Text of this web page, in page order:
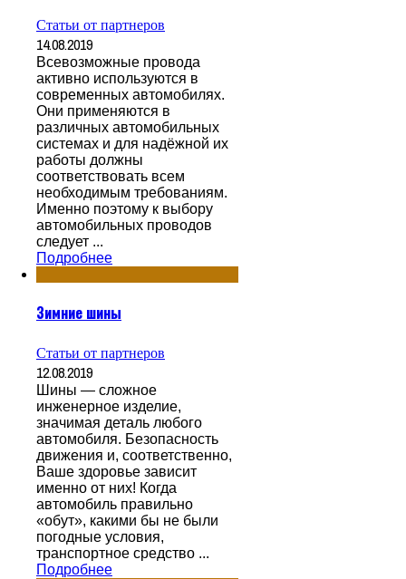
Статьи от партнеров
14.08.2019
Всевозможные провода
активно используются в
современных автомобилях.
Они применяются в
различных автомобильных
системах и для надёжной их
работы должны
соответствовать всем
необходимым требованиям.
Именно поэтому к выбору
автомобильных проводов
следует ...
Подробнее
Зимние шины
Статьи от партнеров
12.08.2019
Шины — сложное
инженерное изделие,
значимая деталь любого
автомобиля. Безопасность
движения и, соответственно,
Ваше здоровье зависит
именно от них! Когда
автомобиль правильно
«обут», какими бы не были
погодные условия,
транспортное средство ...
Подробнее